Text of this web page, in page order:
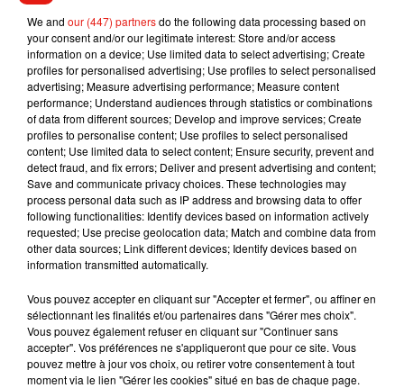
We and our (447) partnersdo the following data processing based on
your consent and/or our legitimate interest: Store and/or access
information on a device; Use limited data to select advertising; Create
profiles for personalised advertising; Use profiles to select personalised
advertising; Measure advertising performance; Measure content
performance; Understand audiences through statistics or combinations
of data from different sources; Develop and improve services; Create
profiles to personalise content; Use profiles to select personalised
content; Use limited data to select content; Ensure security, prevent and
detect fraud, and fix errors; Deliver and present advertising and content;
Save and communicate privacy choices. These technologies may
process personal data such as IP address and browsing data to offer
following functionalities: Identify devices based on information actively
requested; Use precise geolocation data; Match and combine data from
other data sources; Link different devices; Identify devices based on
information transmitted automatically.
Vous pouvez accepter en cliquant sur "Accepter et fermer", ou affiner en
sélectionnant les finalités et/ou partenaires dans "Gérer mes choix".
Vous pouvez également refuser en cliquant sur "Continuer sans
accepter". Vos préférences ne s'appliqueront que pour ce site. Vous
pouvez mettre à jour vos choix, ou retirer votre consentement à tout
moment via le lien "Gérer les cookies" situé en bas de chaque page.